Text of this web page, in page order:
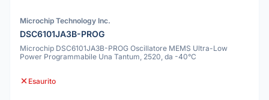
Microchip Technology Inc.
DSC6101JA3B-PROG
Microchip DSC6101JA3B-PROG Oscillatore MEMS Ultra-Low
Power Programmabile Una Tantum, 2520, da -40°C
Esaurito